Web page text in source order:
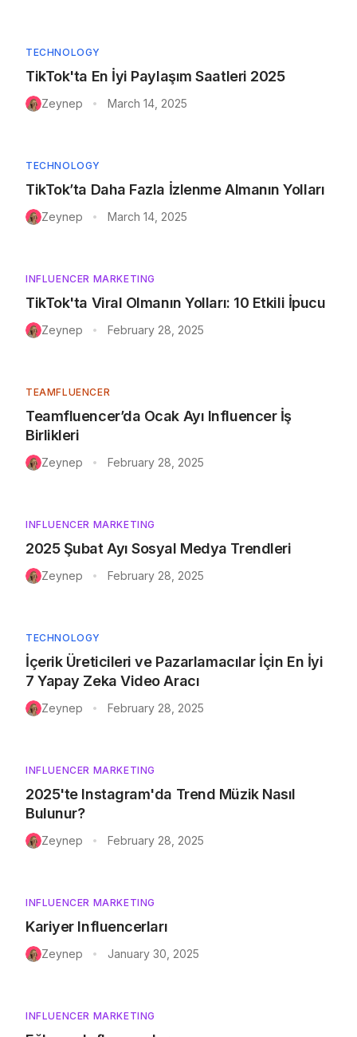
TECHNOLOGY
TikTok'ta En İyi Paylaşım Saatleri 2025
Zeynep • March 14, 2025
TECHNOLOGY
TikTok’ta Daha Fazla İzlenme Almanın Yolları
Zeynep • March 14, 2025
INFLUENCER MARKETING
TikTok'ta Viral Olmanın Yolları: 10 Etkili İpucu
Zeynep • February 28, 2025
TEAMFLUENCER
Teamfluencer’da Ocak Ayı Influencer İş
Birlikleri
Zeynep • February 28, 2025
INFLUENCER MARKETING
2025 Şubat Ayı Sosyal Medya Trendleri
Zeynep • February 28, 2025
TECHNOLOGY
İçerik Üreticileri ve Pazarlamacılar İçin En İyi
7 Yapay Zeka Video Aracı
Zeynep • February 28, 2025
INFLUENCER MARKETING
2025'te Instagram'da Trend Müzik Nasıl
Bulunur?
Zeynep • February 28, 2025
INFLUENCER MARKETING
Kariyer Influencerları
Zeynep • January 30, 2025
INFLUENCER MARKETING